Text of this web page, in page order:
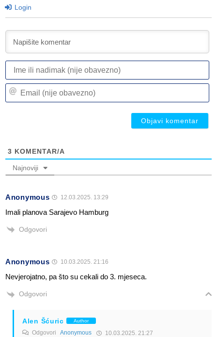
Login
3 KOMENTAR/A
Najnoviji
Anonymous 12.03.2025. 13:29
Imali planova Sarajevo Hamburg
Odgovori
Anonymous 10.03.2025. 21:16
Nevjerojatno, pa što su cekali do 3. mjeseca.
Odgovori
Alen Šćuric Author
Odgovori Anonymous 10.03.2025. 21:27